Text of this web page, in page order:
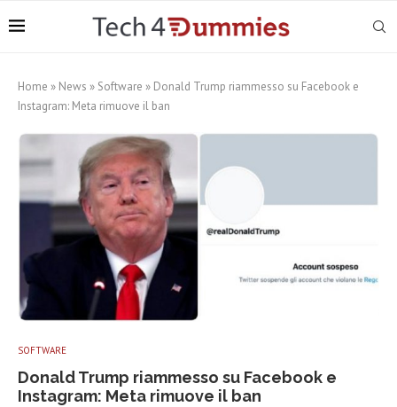
Home » News » Software » Donald Trump riammesso su Facebook e
Instagram: Meta rimuove il ban
SOFTWARE
Donald Trump riammesso su Facebook e
Instagram: Meta rimuove il ban